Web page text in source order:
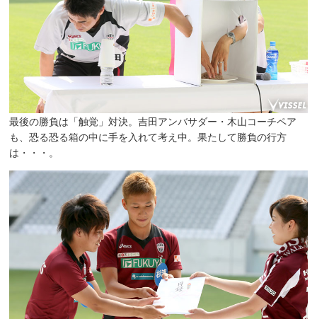
最後の勝負は「触覚」対決。吉田アンバサダー・木山コーチペア
も、恐る恐る箱の中に手を入れて考え中。果たして勝負の行方
は・・・。